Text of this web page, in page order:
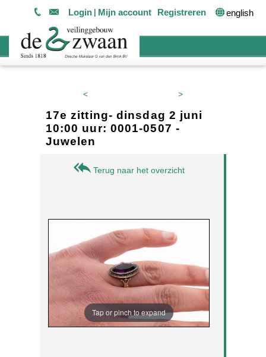
Login Mijn account Registreren english
< >
17e zitting- dinsdag 2 juni
10:00 uur: 0001-0507 -
Juwelen
Terug naar het overzicht
Tap or pinch to expand